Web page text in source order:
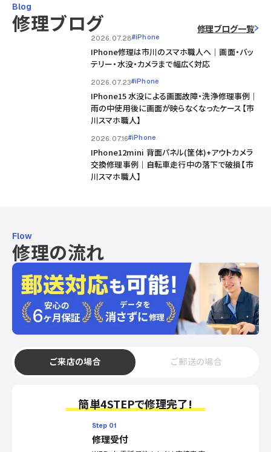
Blog
修理ブログ 修理ブログ一覧
2026.07.28#iPhone
IPhone修理は市川のスマホ職人へ｜画面・バッ
テリー・水没・カメラまで幅広く対応
2026.07.23#iPhone
IPhone15 水没による画面故障・洗浄修理事例｜
雨の中使用後に画面が映らなくなったケース【市
川スマホ職人】
2026.07.16#iPhone
IPhone12mini 背面パネル(筐体)+アウトカメラ
交換修理事例｜自転車走行中の落下で破損【市
川スマホ職人】
Flow
修理の流れ
ご来店の場合 ご郵送の場合
簡単4STEPで修理完了!
Step 01
修理受付